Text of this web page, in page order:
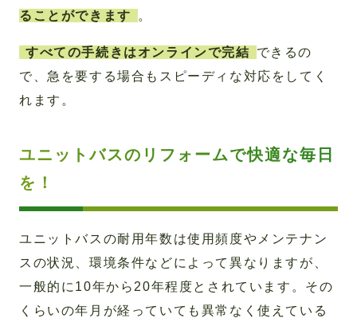
ることができます
。
すべての手続きはオンラインで完結
できるの
で、急を要する場合もスピーディな対応をしてく
れます。
ユニットバスのリフォームで快適な毎日
を！
ユニットバスの耐用年数は使用頻度やメンテナン
スの状況、環境条件などによって異なりますが、
一般的に10年から20年程度とされています。その
くらいの年月が経っていても異常なく使えている